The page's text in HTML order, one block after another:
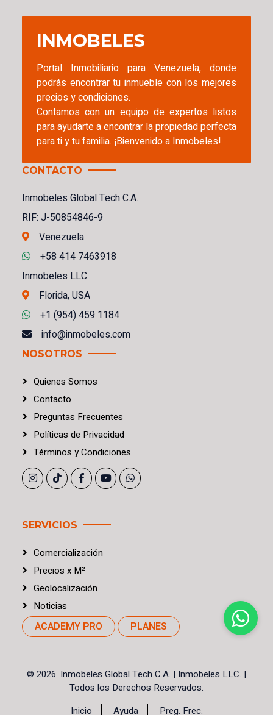
INMOBELES
Portal Inmobiliario para Venezuela, donde
podrás encontrar tu inmueble con los mejores
precios y condiciones.
Contamos con un equipo de expertos listos
para ayudarte a encontrar la propiedad perfecta
para ti y tu familia. ¡Bienvenido a Inmobeles!
CONTACTO
Inmobeles Global Tech C.A.
RIF: J-50854846-9
Venezuela
+58 414 7463918
Inmobeles LLC.
Florida, USA
+1 (954) 459 1184
info@inmobeles.com
NOSOTROS
Quienes Somos
Contacto
Preguntas Frecuentes
Políticas de Privacidad
Términos yCondiciones
SERVICIOS
Comercialización
Precios x M²
Geolocalización
Noticias
ACADEMY PRO PLANES
© 2026. Inmobeles Global Tech C.A. | Inmobeles LLC. |
Todos los Derechos Reservados.
Inicio
Ayuda Preg. Frec.